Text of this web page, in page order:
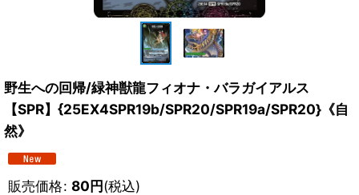
野生への回帰/緑神獣龍フィオナ・バラガイアルス
【SPR】{25EX4SPR19b/SPR20/SPR19a/SPR20}《自
然》
販売価格: 80円(税込)